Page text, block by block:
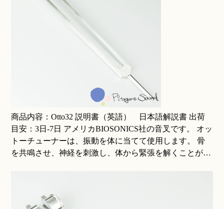
商品内容：Otto32 説明書（英語） 日本語解説書 出荷
目安：3日-7日 アメリカBIOSONICS社の音叉です。 オッ
トーチューナーは、振動を体に当てて使用します。 骨
を共鳴させ、神経を刺激し、体から緊張を解くことが…